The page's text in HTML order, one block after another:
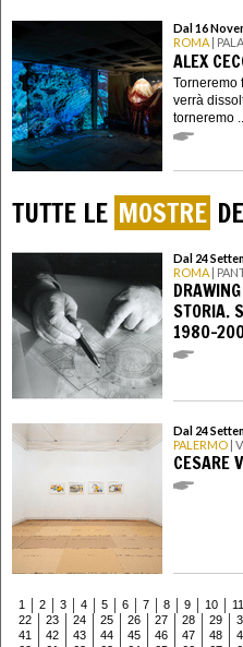
Dal 16
ROMA |
ALEX
Torneremo
verrà
torneremo ...
TUTTE LE MOSTRE
Dal 24
ROMA |
STORIA.
1980-
Dal 24
PALERMO |
CESARE
1 2 3 4 5 6 7 8 9 10 11
22
23 24 25 26 27 28 29
41
42 43 44 45 46 47 48